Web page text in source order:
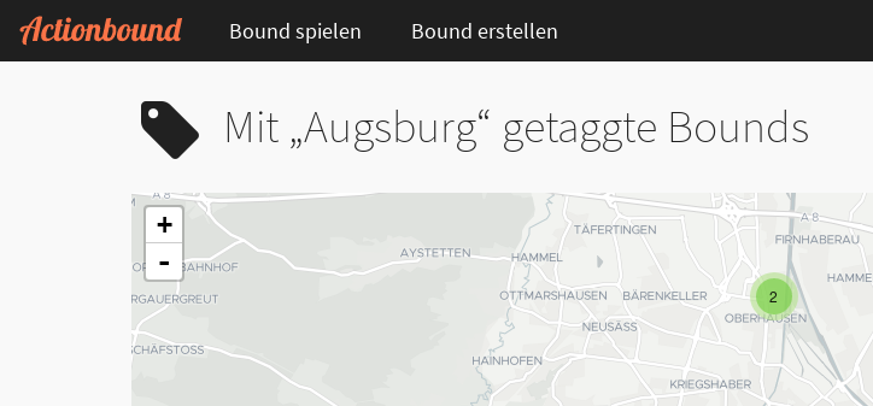
Bound spielen Bound erstellen
Mit „Augsburg“ getaggte Bounds
2
+
-